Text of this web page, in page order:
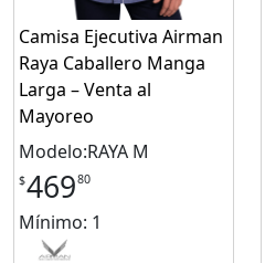
Camisa Ejecutiva Airman
Raya Caballero Manga
Larga – Venta al
Mayoreo
Modelo:RAYA M
$46980
Mínimo: 1